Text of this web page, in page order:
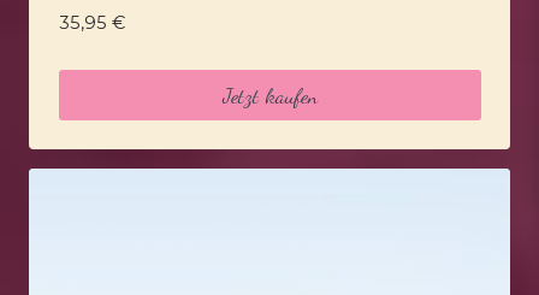
35,95 €
Jetzt kaufen